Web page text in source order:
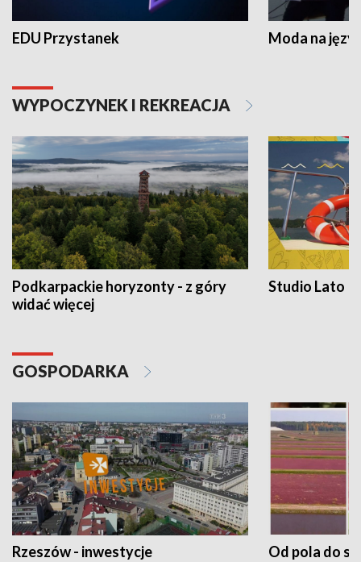
EDU Przystanek Moda na
WYPOCZYNEK I REKREACJA
Podkarpackie horyzonty - z góry
widać więcej
Studio Lato
GOSPODARKA
Rzeszów - inwestycje Od pola do